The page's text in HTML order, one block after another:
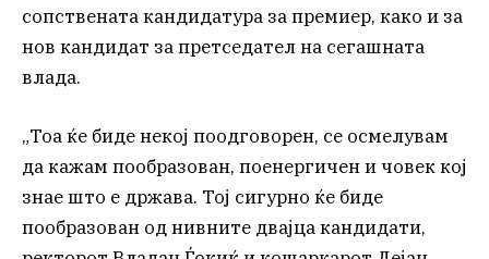
сопствената кандидатура за премиер, како и за
нов кандидат за претседател на сегашната
влада.
„Тоа ќе биде некој поодговорен, се осмелувам
да кажам пообразован, поенергичен и човек кој
знае што е држава. Тој сигурно ќе биде
пообразован од нивните двајца кандидати,